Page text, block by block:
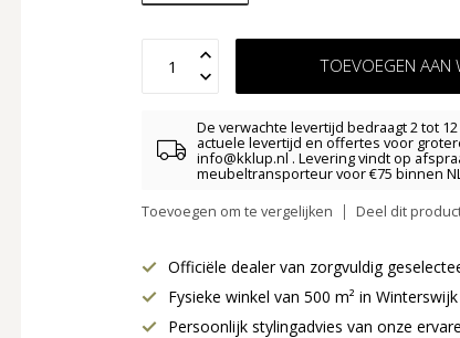
TOEVOEGEN AAN
De verwachte levertijd bedraagt 2 tot
actuele levertijd en offertes voor
info@kklup.nl. Levering vindt op
meubeltransporteur voor €75 binnen
Toevoegen om te vergelijken Deel dit
Officiële dealer van zorgvuldig
Fysieke winkel van 500 m² in Winterswijk
Persoonlijk stylingadvies van onze